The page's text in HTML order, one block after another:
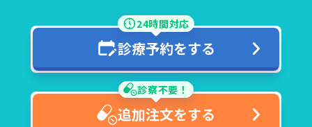
24時間対応
診療予約をする
診察不要！
追加注文をする